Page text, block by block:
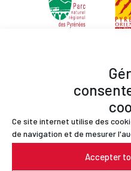
Ce site internet utilise des
de navigation et de mesurer
AccepterLegal